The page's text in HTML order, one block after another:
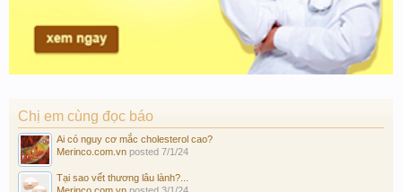
Chị em cùng đọc báo
Ai có nguy cơ mắc cholesterol cao?
Merinco.com.vn posted 7/1/24
Tại sao vết thương lâu lành?...
Merinco.com.vn posted 3/1/24